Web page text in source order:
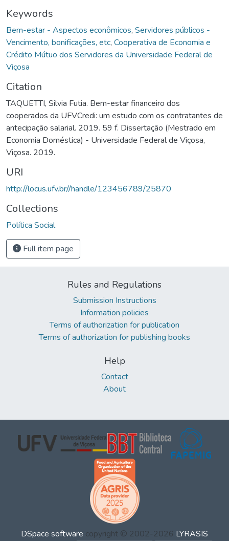
Keywords
Bem-estar - Aspectos econômicos, Servidores públicos -
Vencimento, bonificações, etc, Cooperativa de Economia e
Crédito Mútuo dos Servidores da Universidade Federal de
Viçosa
Citation
TAQUETTI, Silvia Futia. Bem-estar financeiro dos
cooperados da UFVCredi: um estudo com os contratantes de
antecipação salarial. 2019. 59 f. Dissertação (Mestrado em
Economia Doméstica) - Universidade Federal de Viçosa,
Viçosa. 2019.
URI
http://locus.ufv.br//handle/123456789/25870
Collections
Política Social
Full item page
Rules and Regulations
Submission Instructions
Information policies
Terms of authorization for publication
Terms of authorization for publishing books
Help
Contact
About
DSpace software copyright © 2002-2026 LYRASIS